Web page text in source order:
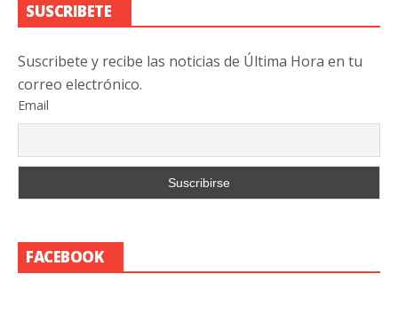
SUSCRIBETE
Suscribete y recibe las noticias de Última Hora en tu
correo electrónico.
Email
FACEBOOK